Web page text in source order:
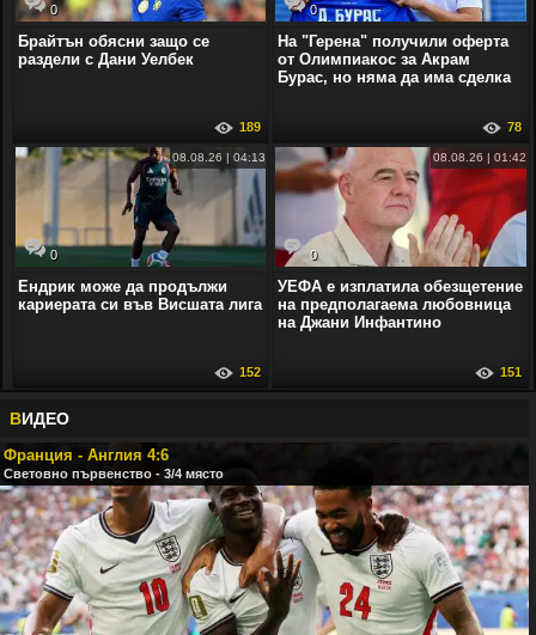
0
Брайтън обясни защо се
раздели с Дани Уелбек
189
0
На "Герена" получили оферта
от Олимпиакос за Акрам
Бурас, но няма да има сделка
78
0
08.08.26 | 04:13
Ендрик може да продължи
кариерата си във Висшата лига
152
0
08.08.26 | 01:42
УЕФА е изплатила обезщетение
на предполагаема любовница
на Джани Инфантино
151
ВИДЕО
Франция - Англия 4:6
Световно първенство - 3/4 място